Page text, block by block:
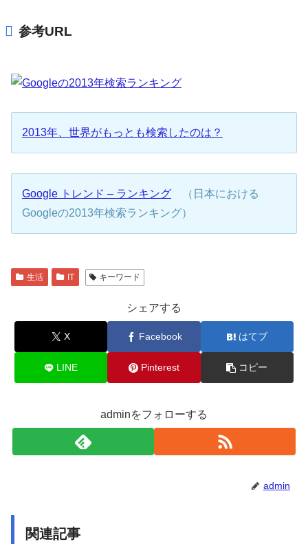
参考URL
2013年、世界がもっとも検索したのは？
Google トレンド – ランキング （日本における
Googleの2013年検索ランキング）
生活 IT キーワード
シェアする
X Facebook はてブ
LINE Pinterest コピー
adminをフォローする
admin
関連記事